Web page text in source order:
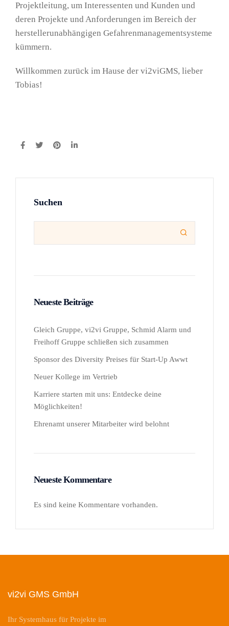
Projektleitung, um Interessenten und Kunden und
deren Projekte und Anforderungen im Bereich der
herstellerunabhängigen Gefahrenmanagementsysteme
kümmern.
Willkommen zurück im Hause der vi2viGMS, lieber
Tobias!
Suchen

Neueste Beiträge
Gleich Gruppe, vi2vi Gruppe, Schmid Alarm und
Freihoff Gruppe schließen sich zusammen
Sponsor des Diversity Preises für Start-Up Awwt
Neuer Kollege im Vertrieb
Karriere starten mit uns: Entdecke deine
Möglichkeiten!
Ehrenamt unserer Mitarbeiter wird belohnt
Neueste Kommentare
Es sind keine Kommentare vorhanden.
vi2vi GMS GmbH
Ihr Systemhaus für Projekte im